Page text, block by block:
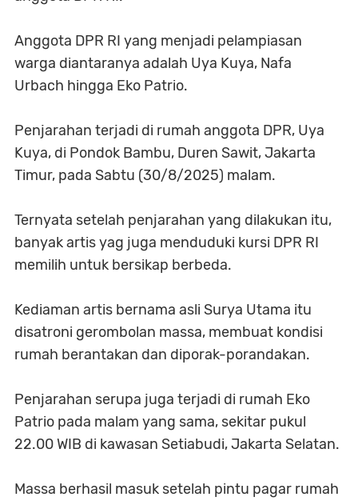
Anggota DPR RI yang menjadi pelampiasan
warga diantaranya adalah Uya Kuya, Nafa
Urbach hingga Eko Patrio.
Penjarahan terjadi di rumah anggota DPR, Uya
Kuya, di Pondok Bambu, Duren Sawit, Jakarta
Timur, pada Sabtu (30/8/2025) malam.
Ternyata setelah penjarahan yang dilakukan itu,
banyak artis yag juga menduduki kursi DPR RI
memilih untuk bersikap berbeda.
Kediaman artis bernama asli Surya Utama itu
disatroni gerombolan massa, membuat kondisi
rumah berantakan dan diporak-porandakan.
Penjarahan serupa juga terjadi di rumah Eko
Patrio pada malam yang sama, sekitar pukul
22.00 WIB di kawasan Setiabudi, Jakarta Selatan.
Massa berhasil masuk setelah pintu pagar rumah